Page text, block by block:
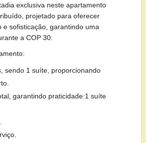
exclusiva neste apartamento
projetado para oferecer
e sofisticação, garantindo uma
a COP 30.
sendo 1 suíte, proporcionando
garantindo praticidade:1 suíte